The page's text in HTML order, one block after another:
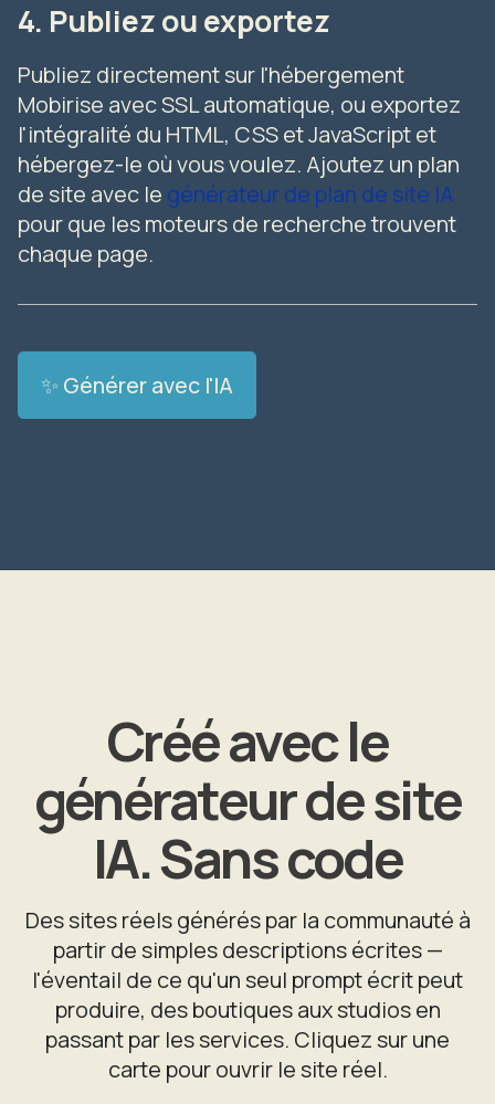
4. Publiez ou exportez
Publiez directement sur l'hébergement
Mobirise avec SSL automatique, ou exportez
l'intégralité du HTML, CSS et JavaScript et
hébergez-le où vous voulez. Ajoutez un plan
de site avec le générateur de plan de site IA
pour que les moteurs de recherche trouvent
chaque page.
✨ Générer avec l'IA
Créé avec le
générateur de site
IA. Sans code
Des sites réels générés par la communauté à
partir de simples descriptions écrites —
l'éventail de ce qu'un seul prompt écrit peut
produire, des boutiques aux studios en
passant par les services. Cliquez sur une
carte pour ouvrir le site réel.